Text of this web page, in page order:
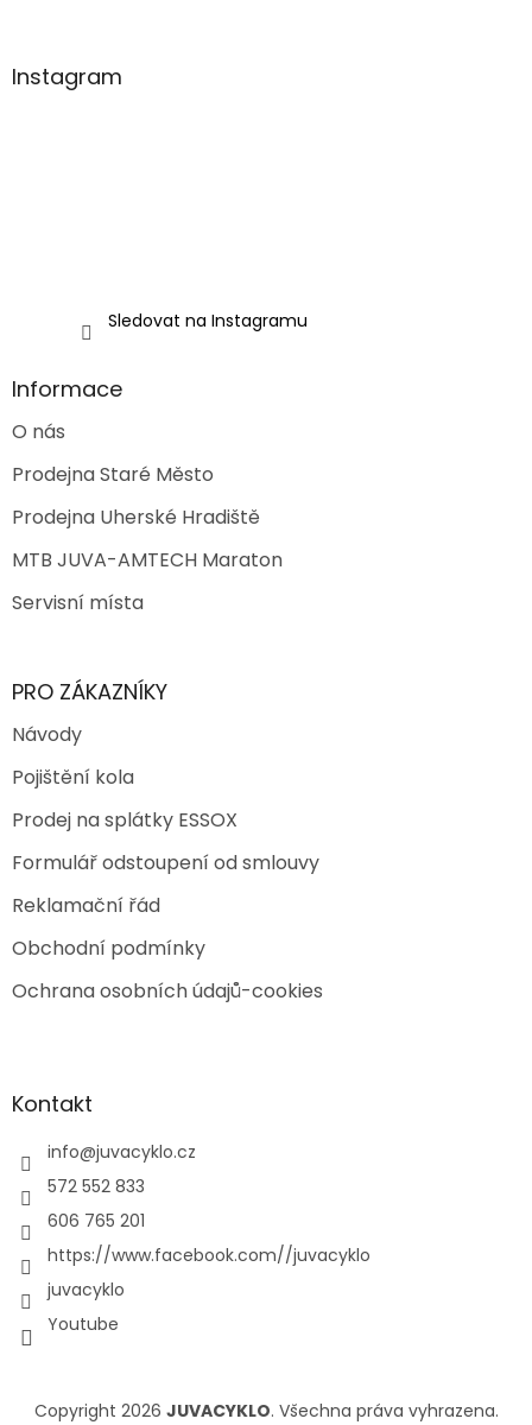
i
s
aInstagram
Sledovat na Instagramu
Informace
O nás
Prodejna Staré Město
Prodejna Uherské Hradiště
MTB JUVA-AMTECH Maraton
Servisní místa
PRO ZÁKAZNÍKY
Návody
Pojištění kola
Prodej na splátky ESSOX
Formulář odstoupení od smlouvy
Reklamační řád
Obchodní podmínky
Ochrana osobních údajů-cookies
Kontakt
info@juvacyklo.cz
572 552 833
606 765 201
https://www.facebook.com//juvacyklo
juvacyklo
Youtube
Copyright 2026 JUVACYKLO. Všechna práva vyhrazena.